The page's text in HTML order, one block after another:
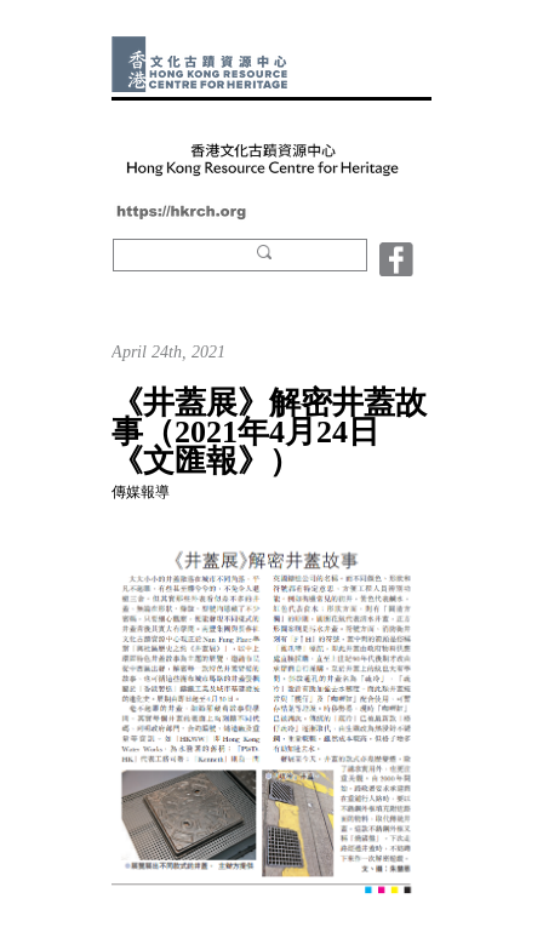
April 24th, 2021
《井蓋展》解密井蓋故
事（2021年4月24日
《文匯報》）
傳媒報導